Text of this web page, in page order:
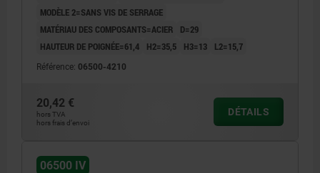
MODÈLE 2=SANS VIS DE SERRAGE
MATÉRIAU DES COMPOSANTS=ACIER
D=29
HAUTEUR DE POIGNÉE=61,4
H2=35,5 H3=13 L2=15,7
Référence: 06500-4210
20,42 €
hors TVA
hors frais d’envoi
DÉTAILS
06500 IV